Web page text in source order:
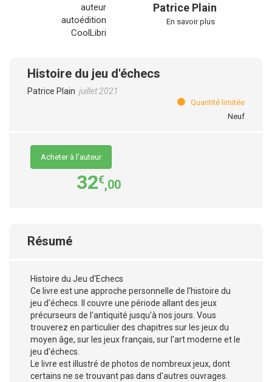
Patrice Plain
En savoir plus
Histoire du jeu d'échecs
Patrice Plain juillet 2021
Quantité limitée
Neuf
Acheter à l’auteur
32€,00
Résumé
Histoire du Jeu d'Echecs
Ce livre est une approche personnelle de l'histoire du
jeu d'échecs. Il couvre une période allant des jeux
précurseurs de l'antiquité jusqu'à nos jours. Vous
trouverez en particulier des chapitres sur les jeux du
moyen âge, sur les jeux français, sur l'art moderne et le
jeu d'échecs.
Le livre est illustré de photos de nombreux jeux, dont
certains ne se trouvant pas dans d'autres ouvrages.